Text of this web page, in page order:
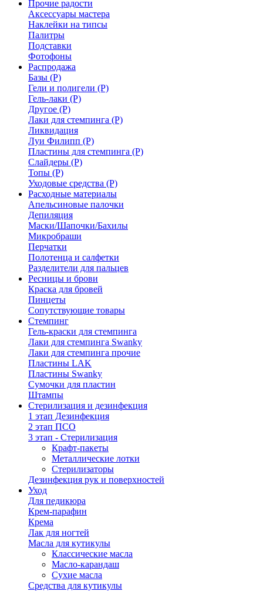
Прочие радости
Аксессуары мастера
Наклейки на типсы
Палитры
Подставки
Фотофоны
Распродажа
Базы (Р)
Гели и полигели (Р)
Гель-лаки (Р)
Другое (Р)
Лаки для стемпинга (Р)
Ликвидация
Луи Филипп (Р)
Пластины для стемпинга (Р)
Слайдеры (Р)
Топы (Р)
Уходовые средства (Р)
Расходные материалы
Апельсиновые палочки
Депиляция
Маски/Шапочки/Бахилы
Микробраши
Перчатки
Полотенца и салфетки
Разделители для пальцев
Ресницы и брови
Краска для бровей
Пинцеты
Сопутствующие товары
Стемпинг
Гель-краски для стемпинга
Лаки для стемпинга Swanky
Лаки для стемпинга прочие
Пластины LAK
Пластины Swanky
Сумочки для пластин
Штампы
Стерилизация и дезинфекция
1 этап Дезинфекция
2 этап ПСО
3 этап - Стерилизация
Крафт-пакеты
Металлические лотки
Стерилизаторы
Дезинфекция рук и поверхностей
Уход
Для педикюра
Крем-парафин
Крема
Лак для ногтей
Масла для кутикулы
Классические масла
Масло-карандаш
Сухие масла
Средства для кутикулы